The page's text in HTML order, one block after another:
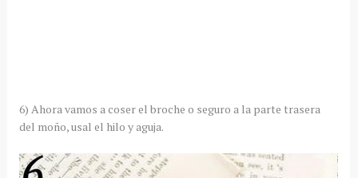
6) Ahora vamos a coser el broche o seguro a la parte trasera
del moño, usal el hilo y aguja.